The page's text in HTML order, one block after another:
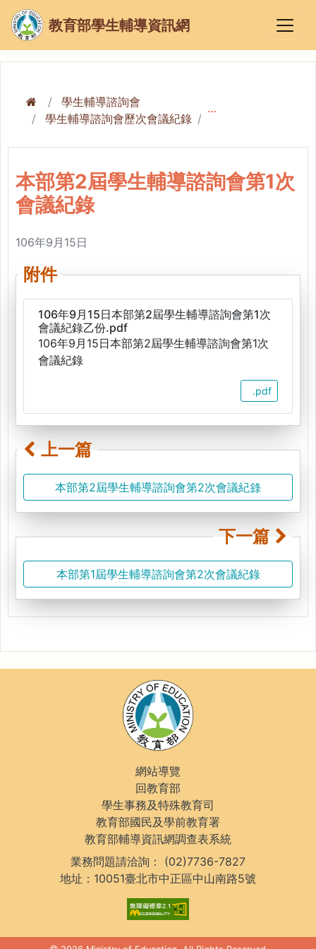
教育部學生輔導資訊網
學生輔導諮詢會
學生輔導諮詢會歷次會議紀錄
本部第2屆學生輔導諮詢會第1次
會議紀錄
106年9月15日
附件
106年9月15日本部第2屆學生輔導諮詢會第1次
會議紀錄乙份.pdf
106年9月15日本部第2屆學生輔導諮詢會第1次
會議紀錄
.pdf
上一篇
本部第2屆學生輔導諮詢會第2次會議紀錄
下一篇
本部第1屆學生輔導諮詢會第2次會議紀錄
網站導覽
回教育部
學生事務及特殊教育司
教育部國民及學前教育署
教育部輔導資訊網調查表系統
業務問題請洽詢： (02)7736-7827
地址：10051臺北市中正區中山南路5號